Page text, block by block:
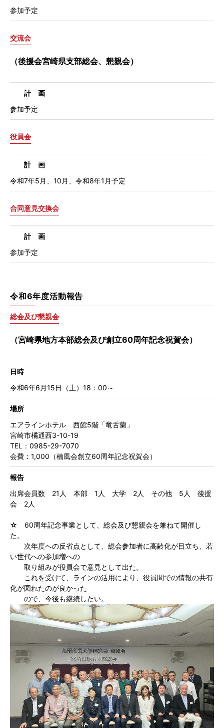
参加予定
交流会
（後援会宮崎県支部総会、懇親会）
計 画
参加予定
役員会
計 画
令和7年5月、10月、令和8年1月予定
合同意見交換会
計 画
参加予定
令和6年度活動報告
総会及び懇親会
（宮崎県地方本部総会及び創立60周年記念祝賀会）
日時
令和6年6月15日（土）18：00～
場所
エアラインホテル 西館5階「竜舌蘭」
宮崎市橘通西3-10-19
TEL：0985-29-7070
会費：1,000（楠風会創立60周年記念祝賀会）
報告
出席会員数 21人 本部 1人 大学 2人 その他 5人 後援
会 2人
☆ 60周年記念事業として、総会及び懇親会を兼ねて開催し
た。
次年度への反省点として、総会参加者に高齢化が目立ち、若
い世代への参加増への
取り組みが役員会で意見として出た。
これを受けて、ラインの活用により、役員間での情報の共有
化が図れたのが良かった
ので、今後も継続したい。